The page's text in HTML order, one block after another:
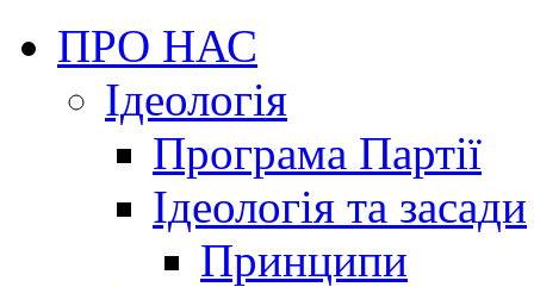
ПРО НАС
Ідеологія
Програма Партії
Ідеологія та засади
Принципи